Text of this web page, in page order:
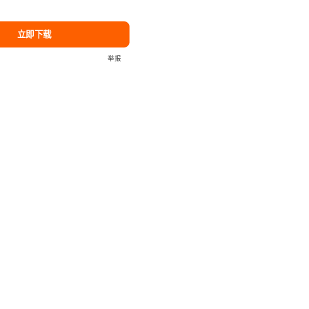
立即下载
举报